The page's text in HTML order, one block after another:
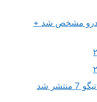
مشخص شد +
شد